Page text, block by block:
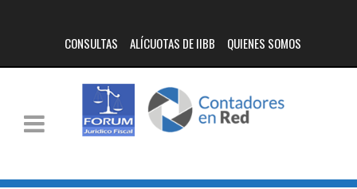
CONSULTAS ALÍCUOTAS DE IIBB QUIENES SOMOS